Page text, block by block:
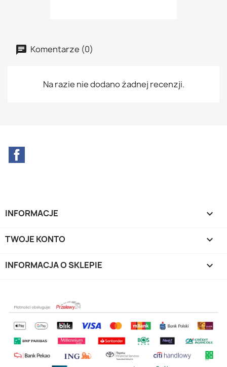
Komentarze (0)
Na razie nie dodano żadnej recenzji.
INFORMACJE 
TWOJE KONTO 
INFORMACJA O SKLEPIE keyboard_arrow_down